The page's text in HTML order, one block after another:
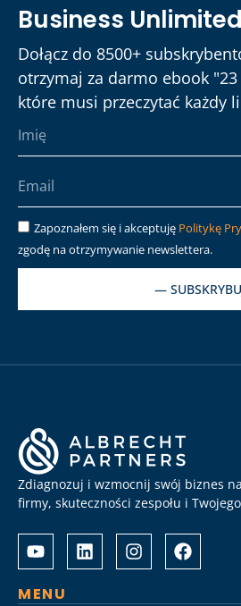
Business
Dołącz do 8500+
otrzymaj za darmo ebook
które musi przeczytać każdy
Zapoznałem się i akceptuję Politykę
zgodę na otrzymywanie newslettera.
—
Zdiagnozuj i wzmocnij swój biznes
firmy, skuteczności zespołu i
Albrecht
Partners
разом
Разом
Albrechtpartners
в
MENU